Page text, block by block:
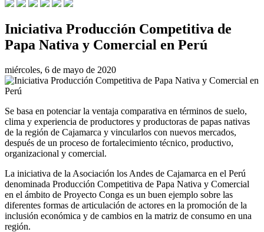
Iniciativa Producción Competitiva de
Papa Nativa y Comercial en Perú
miércoles, 6 de mayo de 2020
Se basa en potenciar la ventaja comparativa en términos de suelo,
clima y experiencia de productores y productoras de papas nativas
de la región de Cajamarca y vincularlos con nuevos mercados,
después de un proceso de fortalecimiento técnico, productivo,
organizacional y comercial.
La iniciativa de la Asociación los Andes de Cajamarca en el Perú
denominada Producción Competitiva de Papa Nativa y Comercial
en el ámbito de Proyecto Conga es un buen ejemplo sobre las
diferentes formas de articulación de actores en la promoción de la
inclusión económica y de cambios en la matriz de consumo en una
región.